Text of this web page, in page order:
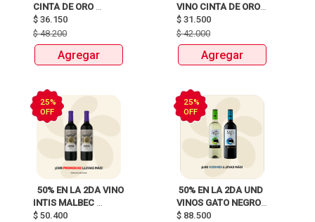
CINTA DE ORO
$ 36.150
$48.200
Agregar
VINO CINTA DE ORO
$ 31.500
$42.000
Agregar
25%
OFF
  50% EN LA 2DA VINO
INTIS MALBEC
X750ML
$ 50.400
25%
OFF
50% EN LA 2DA UND
VINOS GATO NEGRO
$ 88.500